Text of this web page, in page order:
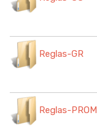
Reglas-GR
Reglas-PROM